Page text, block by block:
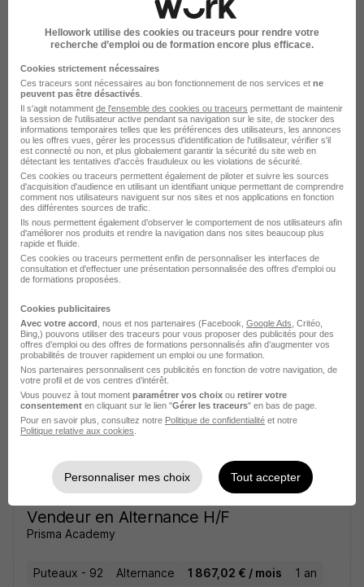
492,22 - 1 823,03 € / mois
Voir l’offre
il y a 28 jours
Alternance - Vendeur H/F
Studi CFA
Le Chesnay-Rocquencourt - 78
492,22 - 1 823,03 € / mois
Voir l’offre
il y a 16 heures
Vendeur en Alternance H/F
Prisma Academy
Puteaux - 92 Alternance 1 867,02 € / mois 1 an
Hellowork utilise des cookies ou traceurs pour rendre votre
recherche d’emploi ou de formation encore plus efficace.
Cookies strictement nécessaires
Ces traceurs sont nécessaires au bon fonctionnement de nos services et ne
peuvent pas être désactivés
Il s'agit notamment de l'ensemble des cookies ou traceurs permettant de maintenir
la session de l'utilisateur active pendant sa navigation sur le site, de stocker des
informations temporaires telles que les préférences des utilisateurs, les annonces
ou les offres vues, gérer les processus d'identification de l'utilisateur, vérifier s'il
est connecté ou non, et plus globalement garantir la sécurité du site web en
détectant les tentatives d'accès frauduleux ou les violations de sécurité.
Ces cookies ou traceurs permettent également de piloter et suivre les sources
d'acquisition d'audience en utilisant un identifiant unique permettant de comprendre
comment nos utilisateurs naviguent sur nos sites et nos applications en fonction
des différentes sources de trafic.
Ils nous permettent également d’observer le comportement de nos utilisateurs afin
d'améliorer nos produits et rendre la navigation dans nos sites beaucoup plus
rapide et fluide.
Ces cookies ou traceurs permettent enfin de personnaliser les interfaces de
consultation et d'effectuer une présentation personnalisée des offres d'emploi ou
de formations proposées.
Cookies publicitaires
Avec votre accord , nous et nos partenaires (Facebook, Google Ads , Critéo,
Bing,) pouvons utiliser des traceurs pour vous proposer des publicités pour des
offres d’emploi ou des offres de formations personnalisés afin d’augmenter vos
probabilités de trouver rapidement un emploi ou une formation.
Nos partenaires personnalisent ces publicités en fonction de votre navigation, de
votre profil et de vos centres d’intérêt.
Vous pouvez à tout moment paramétrer vos choix ou retirer votre
consentement en cliquant sur le lien "Gérer les traceurs" en bas de page.
Pour en savoir plus, consultez notre Politique de confidentialité et notre
Politique relative aux cookies
Personnaliser mes choix Tout accepter